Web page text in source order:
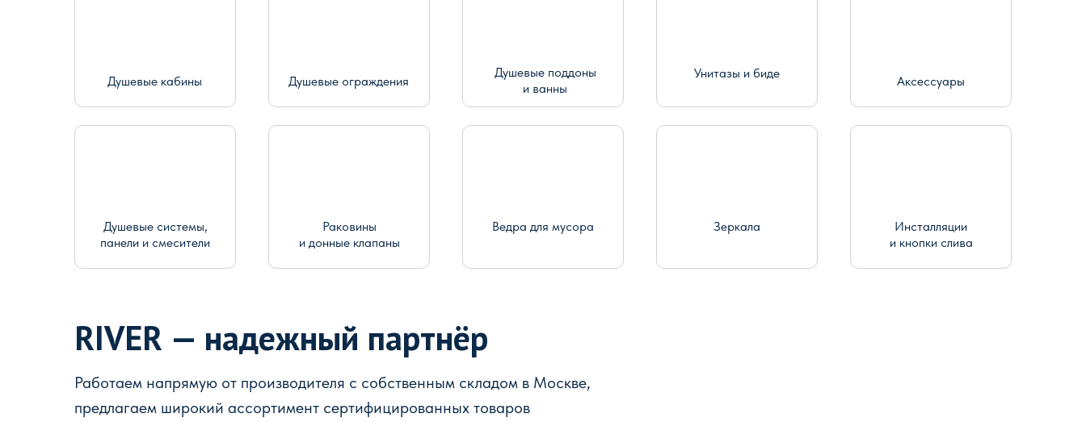
Душевые системы,
панели и смесители
Ведра для мусора
Душевые кабины
Зеркала
Душевые ограждения
Раковины
и донные клапаны
Аксессуары
Инсталляции
и кнопки слива
Унитазы и биде
Душевые поддоны
и ванны
RIVER — надежный партнёр
Работаем напрямую от производителя с собственным складом в Москве,
предлагаем широкий ассортимент сертифицированных товаров